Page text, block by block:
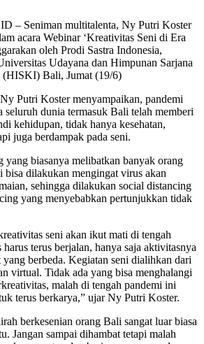
– Seniman multitalenta, Ny Putri Koster
acara Webinar ‘Kreativitas Seni di Era
oleh Prodi Sastra Indonesia,
Udayana dan Himpunan Sarjana
(HISKI) Bali, Jumat (19/6)
Putri Koster menyampaikan, pandemi
seluruh dunia termasuk Bali telah memberi
kehidupan, tidak hanya kesehatan,
juga berdampak pada seni.
yang biasanya melibatkan banyak orang
bisa dilakukan mengingat virus akan
sehingga dilakukan social distancing
yang menyebabkan pertunjukkan tidak
seni akan ikut mati di tengah
terus berjalan, hanya saja aktivitasnya
berbeda. Kegiatan seni dialihkan dari
virtual. Tidak ada yang bisa menghalangi
malah di tengah pandemi ini
terus berkarya,” ujar Ny Putri Koster.
berkesenian orang Bali sangat luar biasa
Jangan sampai dihambat tetapi malah